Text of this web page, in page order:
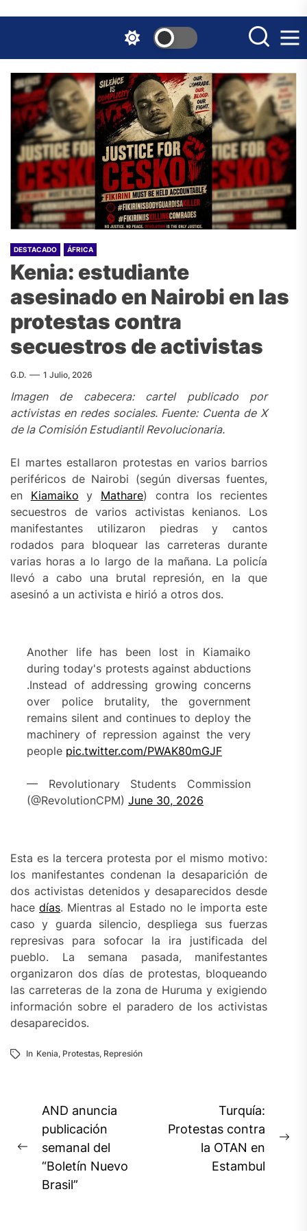
the
content
DESTACADO ÁFRICA
Kenia: estudiante
asesinado en Nairobi en las
protestas contra
secuestros de activistas
G.D. 1 Julio, 2026
Imagen de cabecera: cartel publicado por
activistas en redes sociales. Fuente: Cuenta de X
de la Comisión Estudiantil Revolucionaria.
El martes estallaron protestas en varios barrios
periféricos de Nairobi (según diversas fuentes,
en Kiamaiko y Mathare) contra los recientes
secuestros de varios activistas kenianos. Los
manifestantes utilizaron piedras y cantos
rodados para bloquear las carreteras durante
varias horas a lo largo de la mañana. La policía
llevó a cabo una brutal represión, en la que
asesinó a un activista e hirió a otros dos.
Another life has been lost in Kiamaiko
during today's protests against abductions
.Instead of addressing growing concerns
over police brutality, the government
remains silent and continues to deploy the
machinery of repression against the very
people pic.twitter.com/PWAK80mGJF
— Revolutionary Students Commission
(@RevolutionCPM) June 30, 2026
Esta es la tercera protesta por el mismo motivo:
los manifestantes condenan la desaparición de
dos activistas detenidos y desaparecidos desde
hacedías. Mientras al Estado no le importa este
caso y guarda silencio, despliega sus fuerzas
represivas para sofocar la ira justificada del
pueblo. La semana pasada, manifestantes
organizaron dos días de protestas, bloqueando
las carreteras de la zona de Huruma y exigiendo
información sobre el paradero de los activistas
desaparecidos.
In Kenia, Protestas, Represión
Navegación
entradas
Previous
AND anuncia
publicación
semanal del
“Boletín Nuevo
Brasil”
Turquía:
Protestas contra
la OTAN en
Estambul